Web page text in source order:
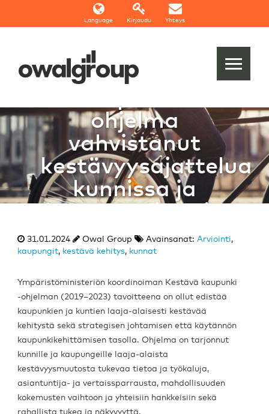
Language Kirjaudu Yhteys
Arviointi:
Kestävä
ohjelma
vahvistanut
kestävyysajattelua
kunnissa ja
luonut alustan
vuoropuhelulle￼
31.01.2024 Owal Group Avainsanat:Arviointi,
kaupungit, kestävä kehitys, kunnat
Ympäristöministeriön koordinoiman Kestävä kaupunki
-ohjelman (2019–2023) tavoitteena on ollut edistää
kaupunkien ja kuntien laaja-alaisesti kestävää
kehitystä sekä strategisen johtamisen että käytännön
kaupunkikehittämisen tasolla. Ohjelma on tarjonnut
kunnille ja kaupungeille laaja-alaista
kestävyysmuutosta tukevaa tietoa ja työkaluja,
asiantuntija- ja vertaissparrausta, mahdollisuuden
kokemusten vaihtoon ja yhteisiin hankkeisiin sekä
rahallista tukea ja näkyvyyttä.